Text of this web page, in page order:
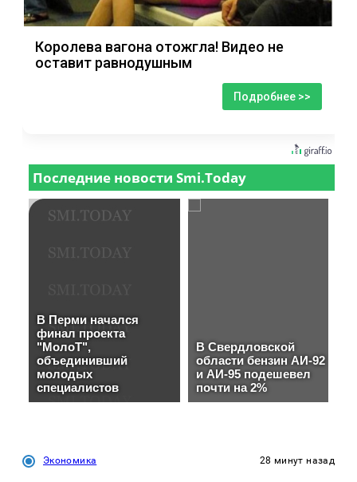
Королева вагона отожгла! Видео не
оставит равнодушным
Подробнее >>
Экономика 28 минут назад